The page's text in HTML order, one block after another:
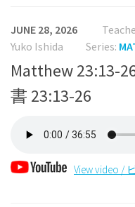
JUNE 28, 2026
Yuko Ishida
Series:
Matthew 23:13-
書 23:13-26
View video /